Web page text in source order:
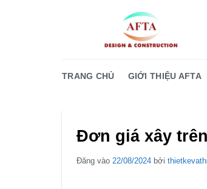
TRANG CHỦ GIỚI THIỆU AFTA
Đơn giá xây
Đăng vào 22/08/2024 bởi